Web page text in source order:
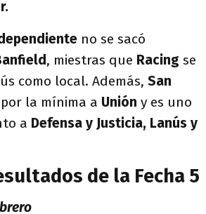
no se sacó
, miestras que Racing se
como local. Además, San
la mínima a Unión y es uno
a Defensa y Justicia, Lanús y
de la Fecha 5